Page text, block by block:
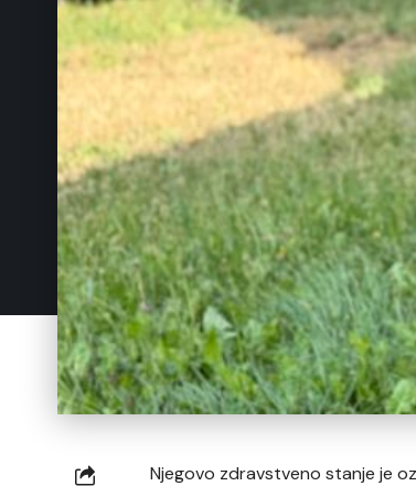
Njegovo zdravstveno stanje je